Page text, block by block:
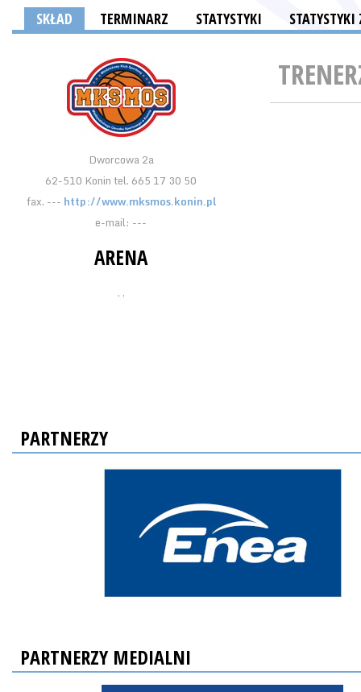
SKŁAD TERMINARZ STATYSTYKI
Dworcowa 2a
62-510 Konin tel. 665 17 30 50
fax. --- http://www.mksmos.konin.pl
e-mail: ---
ARENA
, ,
PARTNERZY
PARTNERZY MEDIALNI